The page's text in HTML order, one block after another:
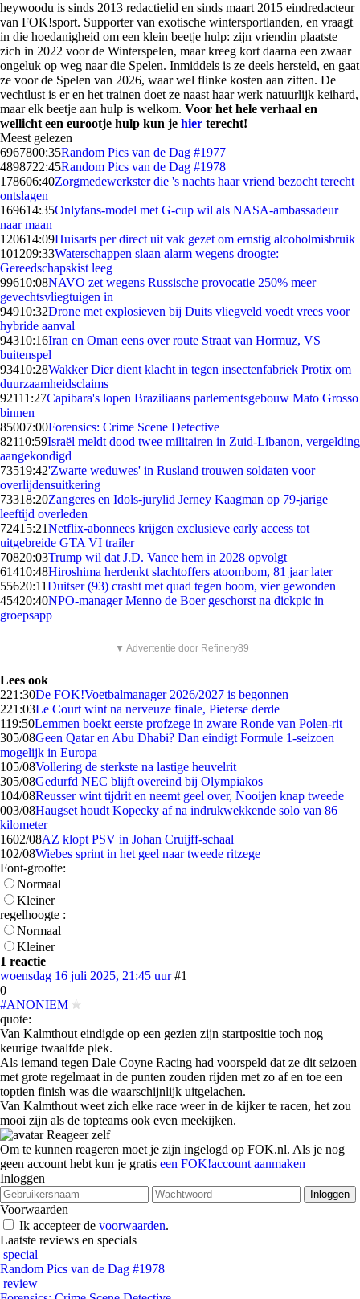
heywoodu is sinds 2013 redactielid en sinds maart 2015 eindredacteur
van FOK!sport. Supporter van exotische wintersportlanden, en vraagt
in die hoedanigheid om een klein beetje hulp: zijn vriendin plaatste
zich in 2022 voor de Winterspelen, maar kreeg kort daarna een zwaar
ongeluk op weg naar die Spelen. Inmiddels is ze deels hersteld, en gaat
ze voor de Spelen van 2026, waar wel flinke kosten aan zitten. De
vechtlust is er en het trainen doet ze naast haar werk natuurlijk keihard,
maar elk beetje aan hulp is welkom. Voor het hele verhaal en
wellicht een eurootje hulp kun je hier terecht!
Meest gelezen
6967800:35Random Pics van de Dag #1977
4898722:45Random Pics van de Dag #1978
178606:40Zorgmedewerkster die 's nachts haar vriend bezocht terecht
ontslagen
169614:35Onlyfans-model met G-cup wil als NASA-ambassadeur
naar maan
120614:09Huisarts per direct uit vak gezet om ernstig alcoholmisbruik
101209:33Waterschappen slaan alarm wegens droogte:
Gereedschapskist leeg
99610:08NAVO zet wegens Russische provocatie 250% meer
gevechtsvliegtuigen in
94910:32Drone met explosieven bij Duits vliegveld voedt vrees voor
hybride aanval
94310:16Iran en Oman eens over route Straat van Hormuz, VS
buitenspel
93410:28Wakker Dier dient klacht in tegen insectenfabriek Protix om
duurzaamheidsclaims
92111:27Capibara's lopen Braziliaans parlementsgebouw Mato Grosso
binnen
85007:00Forensics: Crime Scene Detective
82110:59Israël meldt dood twee militairen in Zuid-Libanon, vergelding
aangekondigd
73519:42'Zwarte weduwes' in Rusland trouwen soldaten voor
overlijdensuitkering
73318:20Zangeres en Idols-jurylid Jerney Kaagman op 79-jarige
leeftijd overleden
72415:21Netflix-abonnees krijgen exclusieve early access tot
uitgebreide GTA VI trailer
70820:03Trump wil dat J.D. Vance hem in 2028 opvolgt
61410:48Hiroshima herdenkt slachtoffers atoombom, 81 jaar later
55620:11Duitser (93) crasht met quad tegen boom, vier gewonden
45420:40NPO-manager Menno de Boer geschorst na dickpic in
groepsapp
▼ Advertentie door Refinery89
Lees ook
221:30De FOK!Voetbalmanager 2026/2027 is begonnen
221:03Le Court wint na nerveuze finale, Pieterse derde
119:50Lemmen boekt eerste profzege in zware Ronde van Polen-rit
305/08Geen Qatar en Abu Dhabi? Dan eindigt Formule 1-seizoen
mogelijk in Europa
105/08Vollering de sterkste na lastige heuvelrit
305/08Gedurfd NEC blijft overeind bij Olympiakos
104/08Reusser wint tijdrit en neemt geel over, Nooijen knap tweede
003/08Haugset houdt Kopecky af na indrukwekkende solo van 86
kilometer
1602/08AZ klopt PSV in Johan Cruijff-schaal
102/08Wiebes sprint in het geel naar tweede ritzege
Font-grootte:
Normaal
Kleiner
regelhoogte :
Normaal
Kleiner
1 reactie
woensdag 16 juli 2025, 21:45 uur #1
0
#ANONIEM
quote:
Van Kalmthout eindigde op een gezien zijn startpositie toch nog
keurige twaalfde plek.
Als iemand tegen Dale Coyne Racing had voorspeld dat ze dit seizoen
met grote regelmaat in de punten zouden rijden met zo af en toe een
toptien finish was die waarschijnlijk uitgelachen.
Van Kalmthout weet zich elke race weer in de kijker te racen, het zou
mooi zijn als de topteams ook even meekijken.
Reageer zelf
Om te kunnen reageren moet je zijn ingelogd op FOK.nl. Als je nog
geen account hebt kun je gratis een FOK!account aanmaken
Inloggen
Voorwaarden
Ik accepteer de voorwaarden.
Laatste reviews en specials
special
Random Pics van de Dag #1978
review